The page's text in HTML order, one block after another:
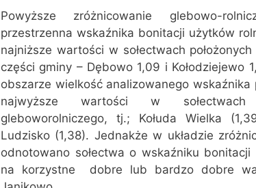
Powyższe zróżnicowanie glebowo-
przestrzenna wskaźnika bonitacji użytków
najniższe wartości w sołectwach
części gminy – Dębowo 1,09 i Kołodziejewo
obszarze wielkość analizowanego wskaźnika
najwyższe wartości w sołectwach
gleboworolniczego, tj.; Kołuda Wielka
Ludzisko (1,38). Jednakże w układzie
odnotowano sołectwa o wskaźniku
na korzystne  dobre lub bardzo dobre